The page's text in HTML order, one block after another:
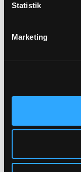
Statistik
Marketing